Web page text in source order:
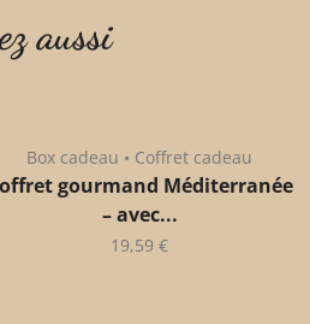
aussi
Box cadeau • Coffret cadeau
gourmand Méditerranée
– avec...
19,59 €